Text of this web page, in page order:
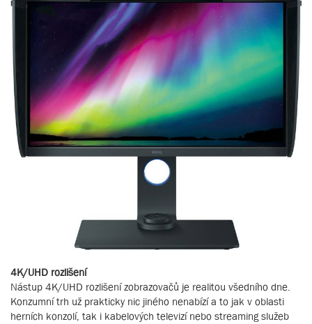
4K/UHD rozlišení
Nástup 4K/UHD rozlišení zobrazovačů je realitou všedního dne.
Konzumní trh už prakticky nic jiného nenabízí a to jak v oblasti
herních konzolí, tak i kabelových televizí nebo streaming služeb